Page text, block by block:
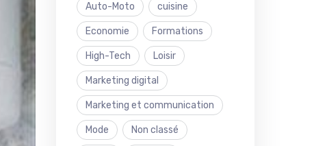
Auto-Moto cuisine
Economie Formations
High-Tech Loisir
Marketing digital
Marketing et communication
Mode Non classé